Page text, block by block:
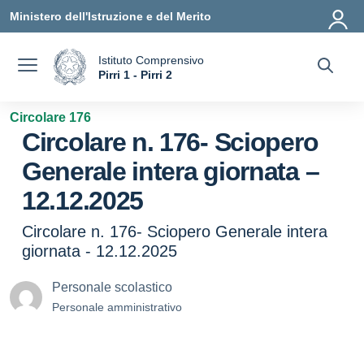
Ministero dell'Istruzione e del Merito
Istituto Comprensivo
Pirri 1 - Pirri 2
Circolare 176
Circolare n. 176- Sciopero
Generale intera giornata –
12.12.2025
Circolare n. 176- Sciopero Generale intera
giornata - 12.12.2025
Personale scolastico
Personale amministrativo